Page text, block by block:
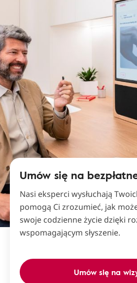
Umów się na
Nasi eksperci wysłuchają
pomogą Ci zrozumieć, jak
swoje codzienne życie dzięki
wspomagającym słyszenie.
Umów się na